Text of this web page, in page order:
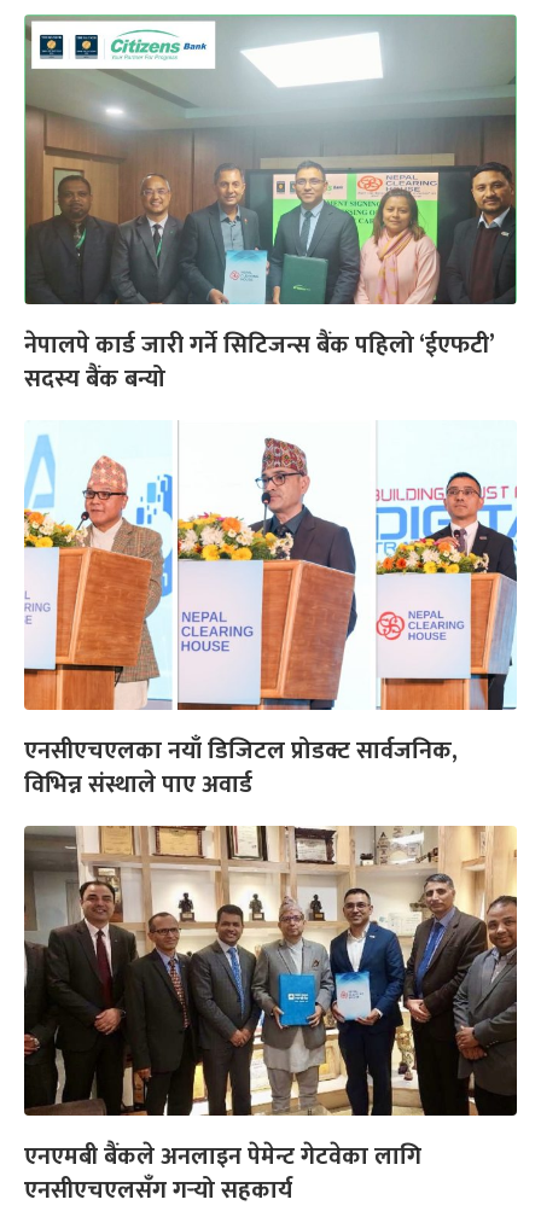
नेपालपे कार्ड जारी गर्ने सिटिजन्स बैंक पहिलो ‘ईएफटी’
सदस्य बैंक बन्यो
एनसीएचएलका नयाँ डिजिटल प्रोडक्ट सार्वजनिक,
विभिन्न संस्थाले पाए अवार्ड
एनएमबी बैंकले अनलाइन पेमेन्ट गेटवेका लागि
एनसीएचएलसँग गर्‍यो सहकार्य